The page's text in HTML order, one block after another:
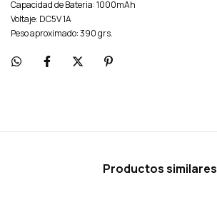
Capacidad de Bateria: 1000mAh
Voltaje: DC5V 1A
Peso aproximado: 390 grs.
Productos similares